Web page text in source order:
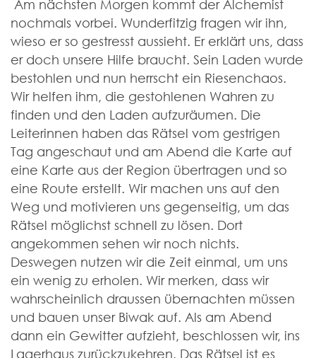
Am nächsten Morgen kommt der Alchemist
nochmals vorbei. Wunderfitzig fragen wir ihn,
wieso er so gestresst aussieht. Er erklärt uns, dass
er doch unsere Hilfe braucht. Sein Laden wurde
bestohlen und nun herrscht ein Riesenchaos.
Wir helfen ihm, die gestohlenen Wahren zu
finden und den Laden aufzuräumen. Die
Leiterinnen haben das Rätsel vom gestrigen
Tag angeschaut und am Abend die Karte auf
eine Karte aus der Region übertragen und so
eine Route erstellt. Wir machen uns auf den
Weg und motivieren uns gegenseitig, um das
Rätsel möglichst schnell zu lösen. Dort
angekommen sehen wir noch nichts.
Deswegen nutzen wir die Zeit einmal, um uns
ein wenig zu erholen. Wir merken, dass wir
wahrscheinlich draussen übernachten müssen
und bauen unser Biwak auf. Als am Abend
dann ein Gewitter aufzieht, beschlossen wir, ins
Lagerhaus zurückzukehren. Das Rätsel ist es